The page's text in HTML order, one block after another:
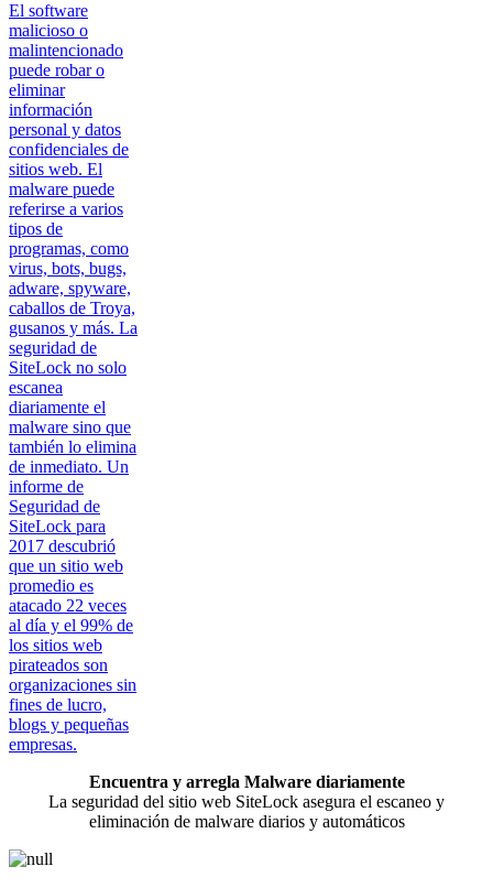
El software
malicioso o
malintencionado
puede robar o
eliminar
información
personal y datos
confidenciales de
sitios web. El
malware puede
referirse a varios
tipos de
programas, como
virus, bots, bugs,
adware, spyware,
caballos de Troya,
gusanos y más. La
seguridad de
SiteLock no solo
escanea
diariamente el
malware sino que
también lo elimina
de inmediato. Un
informe de
Seguridad de
SiteLock para
2017 descubrió
que un sitio web
promedio es
atacado 22 veces
al día y el 99% de
los sitios web
pirateados son
organizaciones sin
fines de lucro,
blogs y pequeñas
empresas.
Encuentra y arregla Malware diariamente
La seguridad del sitio web SiteLock asegura el escaneo y
eliminación de malware diarios y automáticos